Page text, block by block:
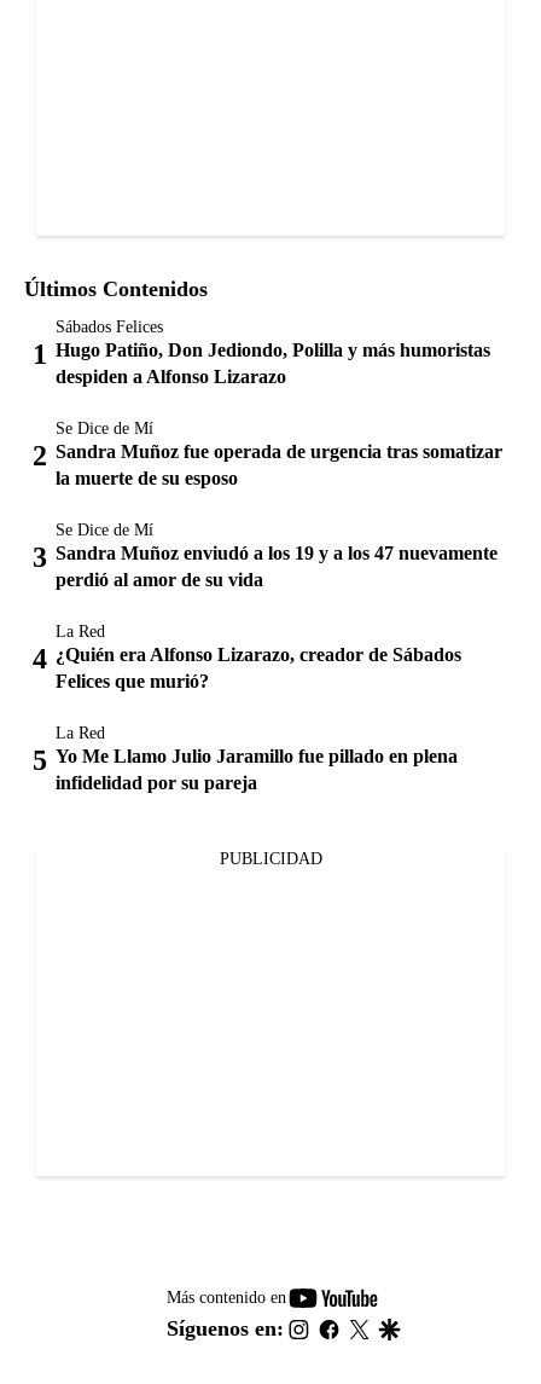
Últimos Contenidos
Sábados Felices
Hugo Patiño, Don Jediondo, Polilla y más humoristas
despiden a Alfonso Lizarazo
Se Dice de Mí
Sandra Muñoz fue operada de urgencia tras somatizar
la muerte de su esposo
Se Dice de Mí
Sandra Muñoz enviudó a los 19 y a los 47 nuevamente
perdió al amor de su vida
La Red
¿Quién era Alfonso Lizarazo, creador de Sábados
Felices que murió?
La Red
Yo Me Llamo Julio Jaramillo fue pillado en plena
infidelidad por su pareja
PUBLICIDAD
Más contenido en
youtube-
footer
Síguenos en: instagram
facebook
twitter